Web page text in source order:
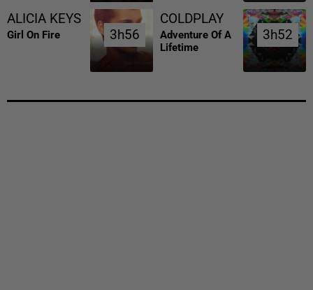
ALICIA KEYS
Girl On Fire 3h56
3h56
COLDPLAY
Adventure Of A
Lifetime
3h52
3h52